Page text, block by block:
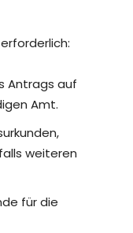
Antrags auf
Amt.
weiteren
für die